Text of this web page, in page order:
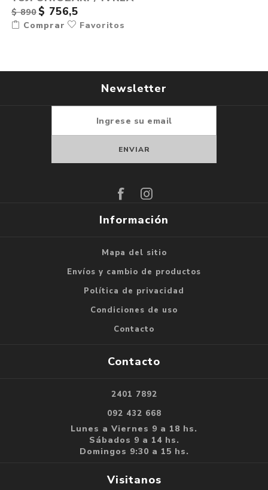
$ 890 $ 756,5
Comprar Favoritos
Newsletter
Información
Mapa del sitio
Envíos y cambio de productos
Política de privacidad
Condiciones de uso
Contacto
Contacto
2401 7892
092 432 668
Lunes a Viernes 9 a 18 hs.
Sábados 9 a 14 hs.
Domingos 9:30 a 15 hs.
Visitanos